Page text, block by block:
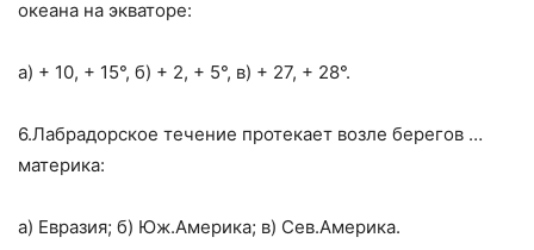
океана на экваторе:
а) + 10, + 15°, б) + 2, + 5°, в) + 27, + 28°.
6.Лабрадорское течение протекает возле берегов …
материка:
а) Евразия; б) Юж.Америка; в) Сев.Америка.